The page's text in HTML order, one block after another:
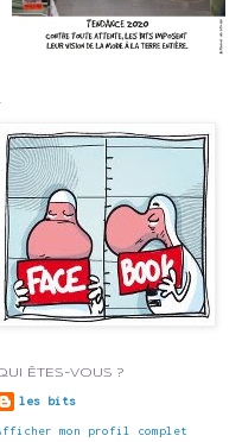
ÊTES-VOUS ?
les bits
mon profil complet